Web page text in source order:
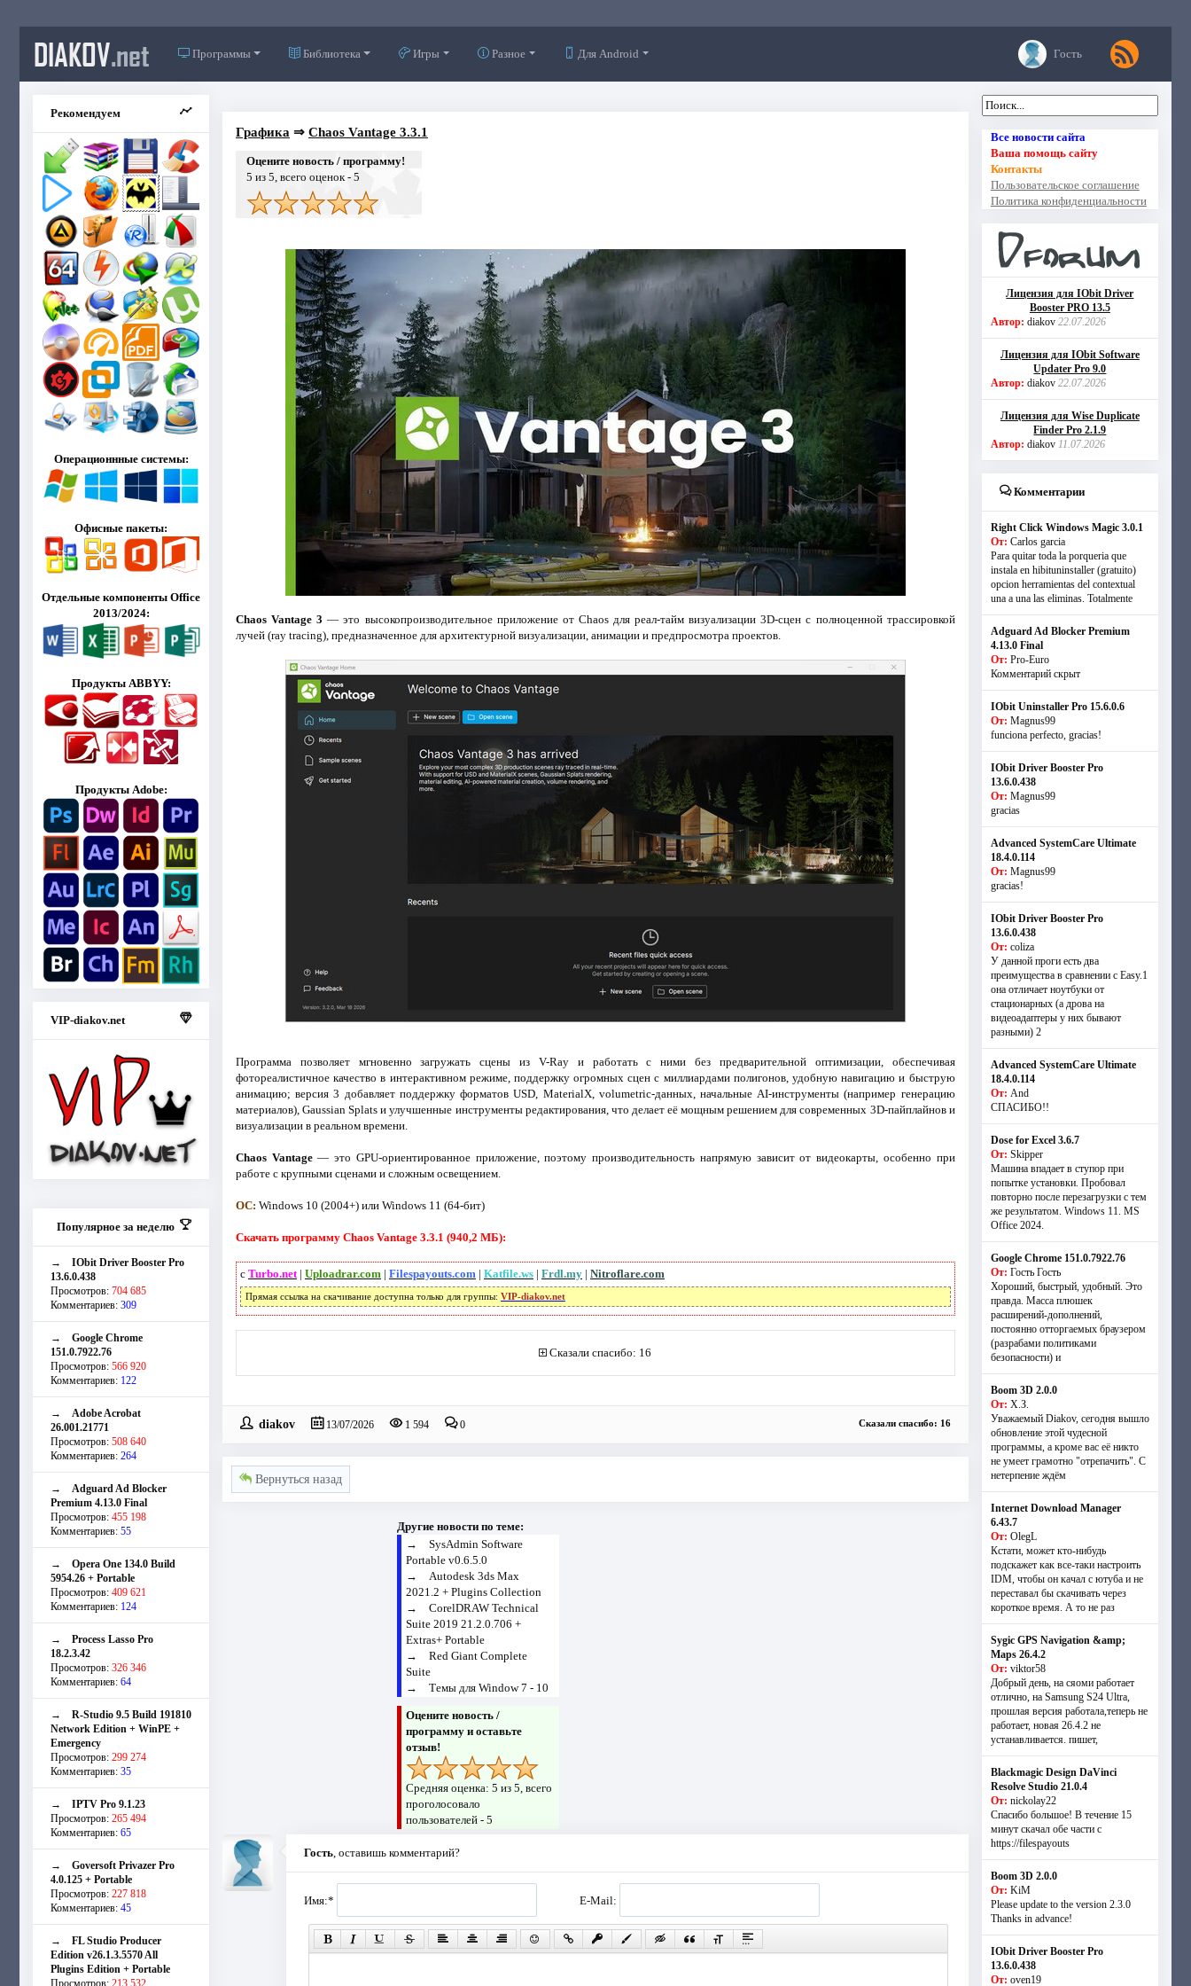
DIAKOV.net Программы Библиотека Игры Разное Для Android Гость
Рекомендуем
Операционнные системы:
Офисные пакеты:
Отдельные компоненты Office
2013/2024:
Продукты ABBYY:
Продукты Adobe:
VIP-diakov.net
Популярное за неделю
→ IObit Driver Booster Pro
13.6.0.438
Просмотров: 704 685
Комментариев: 309
→ Google Chrome
151.0.7922.76
Просмотров: 566 920
Комментариев: 122
→ Adobe Acrobat
26.001.21771
Просмотров: 508 640
Комментариев: 264
→ Adguard Ad Blocker
Premium 4.13.0 Final
Просмотров: 455 198
Комментариев: 55
→ Opera One 134.0 Build
5954.26 + Portable
Просмотров: 409 621
Комментариев: 124
→ Process Lasso Pro
18.2.3.42
Просмотров: 326 346
Комментариев: 64
→ R-Studio 9.5 Build 191810
Network Edition + WinPE +
Emergency
Просмотров: 299 274
Комментариев: 35
→ IPTV Pro 9.1.23
Просмотров: 265 494
Комментариев: 65
→ Goversoft Privazer Pro
4.0.125 + Portable
Просмотров: 227 818
Комментариев: 45
→ FL Studio Producer
Edition v26.1.3.5570 All
Plugins Edition + Portable
Просмотров: 213 532
Графика ⇒ Chaos Vantage 3.3.1
Оцените новость / программу!
5 из 5, всего оценок - 5
Chaos Vantage 3 — это высокопроизводительное приложение от Chaos для реал-тайм визуализации 3D-сцен с полноценной трассировкой
лучей (ray tracing), предназначенное для архитектурной визуализации, анимации и предпросмотра проектов.
Программа позволяет мгновенно загружать сцены из V-Ray и работать с ними без предварительной оптимизации, обеспечивая
фотореалистичное качество в интерактивном режиме, поддержку огромных сцен с миллиардами полигонов, удобную навигацию и быструю
анимацию; версия 3 добавляет поддержку форматов USD, MaterialX, volumetric-данных, начальные AI-инструменты (например генерацию
материалов), Gaussian Splats и улучшенные инструменты редактирования, что делает её мощным решением для современных 3D-пайплайнов и
визуализации в реальном времени.
Chaos Vantage— это GPU-ориентированное приложение, поэтому производительность напрямую зависит от видеокарты, особенно при
работе с крупными сценами и сложным освещением.
ОС: Windows 10 (2004+) или Windows 11 (64-бит)
Скачать программу Chaos Vantage 3.3.1 (940,2 МБ):
с Turbo.net| Uploadrar.com | Filespayouts.com | Katfile.ws| Frdl.my| Nitroflare.com
Прямая ссылка на скачивание доступна только для группы: VIP-diakov.net
Сказали спасибо: 16
diakov 13/07/2026 1 594 0 Сказали спасибо: 16
Вернуться назад
Другие новости по теме:
→SysAdmin Software
Portable v0.6.5.0
→ Autodesk 3ds Max
2021.2 + Plugins Collection
→CorelDRAW Technical
Suite 2019 21.2.0.706 +
Extras+ Portable
→Red Giant Complete
Suite
→Темы для Window 7 - 10
Оцените новость /
программу и оставьте
отзыв!
Средняя оценка:5 из 5, всего
проголосовало
пользователей -5
Гость, оставишь комментарий?
Имя:* E-Mail:
Все новости сайта
Ваша помощь сайту
Контакты
Пользовательское соглашение
Политика конфиденциальности
Лицензия для IObit Driver
Booster PRO 13.5
Автор: diakov 22.07.2026
Лицензия для IObit Software
Updater Pro 9.0
Автор: diakov 22.07.2026
Лицензия для Wise Duplicate
Finder Pro 2.1.9
Автор: diakov 11.07.2026
Комментарии
Right Click Windows Magic 3.0.1
От: Carlos garcia
Para quitar toda la porqueria que
instala en hibituninstaller (gratuito)
opcion herramientas del contextual
una a una las eliminas. Totalmente
Adguard Ad Blocker Premium
4.13.0 Final
От: Pro-Euro
Комментарий скрыт
IObit Uninstaller Pro 15.6.0.6
От: Magnus99
funciona perfecto, gracias!
IObit Driver Booster Pro
13.6.0.438
От: Magnus99
gracias
Advanced SystemCare Ultimate
18.4.0.114
От: Magnus99
gracias!
IObit Driver Booster Pro
13.6.0.438
От: coliza
У данной проги есть два
преимущества в сравнении с Easy.1
она отличает ноутбуки от
стационарных (а дрова на
видеоадаптеры у них бывают
разными) 2
Advanced SystemCare Ultimate
18.4.0.114
От: And
СПАСИБО!!
Dose for Excel 3.6.7
От: Skipper
Машина впадает в ступор при
попытке установки. Пробовал
повторно после перезагрузки с тем
же результатом. Windows 11. MS
Offiсe 2024.
Google Chrome 151.0.7922.76
От: Гость Гость
Хороший, быстрый, удобный. Это
правда. Масса плюшек
расширений-дополнений,
постоянно отторгаемых браузером
(разрабами политиками
безопасности) и
Boom 3D 2.0.0
От: Х.З.
Уважаемый Diakov, сегодня вышло
обновление этой чудесной
программы, а кроме вас её никто
не умеет грамотно "отрепачить". С
нетерпение ждём
Internet Download Manager
6.43.7
От: OlegL
Кстати, может кто-нибудь
подскажет как все-таки настроить
IDM, чтобы он качал с ютуба и не
переставал бы скачивать через
короткое время. А то не раз
Sygic GPS Navigation &amp;
Maps 26.4.2
От: viktor58
Добрый день, на сяоми работает
отлично, на Samsung S24 Ultra,
прошлая версия работала,теперь не
работает, новая 26.4.2 не
устанавливается. пишет,
Blackmagic Design DaVinci
Resolve Studio 21.0.4
От: nickolay22
Спасибо большое! В течение 15
минут скачал обе части с
https://filespayouts
Boom 3D 2.0.0
От: KiM
Please update to the version 2.3.0
Thanks in advance!
IObit Driver Booster Pro
13.6.0.438
От: oven19